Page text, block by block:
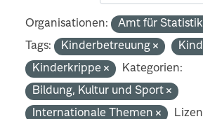
Organisationen:
Amt für
Tags:
Kinderbetreuung
Kinderkrippe
Kategorien:
Bildung, Kultur und Sport
Internationale Themen